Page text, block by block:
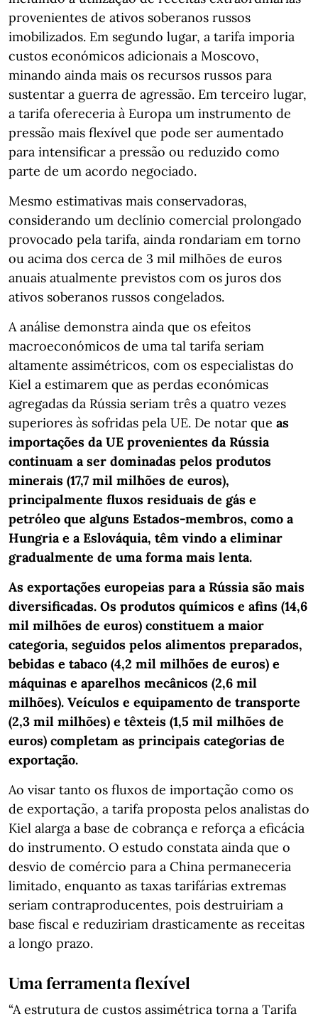
provenientes de ativos soberanos russos
imobilizados. Em segundo lugar, a tarifa imporia
custos económicos adicionais a Moscovo,
minando ainda mais os recursos russos para
sustentar a guerra de agressão. Em terceiro lugar,
a tarifa ofereceria à Europa um instrumento de
pressão mais flexível que pode ser aumentado
para intensificar a pressão ou reduzido como
parte de um acordo negociado.
Mesmo estimativas mais conservadoras,
considerando um declínio comercial prolongado
provocado pela tarifa, ainda rondariam em torno
ou acima dos cerca de 3 mil milhões de euros
anuais atualmente previstos com os juros dos
ativos soberanos russos congelados.
A análise demonstra ainda que os efeitos
macroeconómicos de uma tal tarifa seriam
altamente assimétricos, com os especialistas do
Kiel a estimarem que as perdas económicas
agregadas da Rússia seriam três a quatro vezes
superiores às sofridas pela UE. De notar que as
importações da UE provenientes da Rússia
continuam a ser dominadas pelos produtos
minerais (17,7 mil milhões de euros),
principalmente fluxos residuais de gás e
petróleo que alguns Estados-membros, como a
Hungria e a Eslováquia, têm vindo a eliminar
gradualmente de uma forma mais lenta.
As exportações europeias para a Rússia são mais
diversificadas. Os produtos químicos e afins (14,6
mil milhões de euros) constituem a maior
categoria, seguidos pelos alimentos preparados,
bebidas e tabaco (4,2 mil milhões de euros) e
máquinas e aparelhos mecânicos (2,6 mil
milhões). Veículos e equipamento de transporte
(2,3 mil milhões) e têxteis (1,5 mil milhões de
euros) completam as principais categorias de
exportação.
Ao visar tanto os fluxos de importação como os
de exportação, a tarifa proposta pelos analistas do
Kiel alarga a base de cobrança e reforça a eficácia
do instrumento. O estudo constata ainda que o
desvio de comércio para a China permaneceria
limitado, enquanto as taxas tarifárias extremas
seriam contraproducentes, pois destruiriam a
base fiscal e reduziriam drasticamente as receitas
a longo prazo.
Uma ferramenta flexível
“A estrutura de custos assimétrica torna a Tarifa